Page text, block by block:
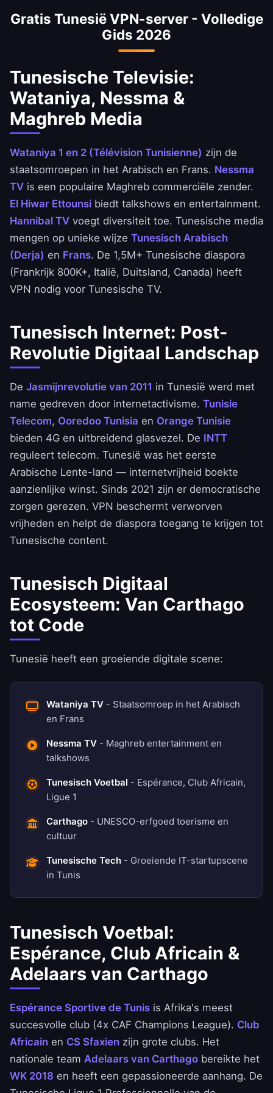
periodiek geblokkeerd. VPN zorgt voor
voortdurende toegang tot onbeperkt internet
voor Tunesiërs thuis en 1,5M+ in het
buitenland.
Gratis Tunesië VPN-server - Volledige
Gids 2026
Tunesische Televisie:
Wataniya, Nessma &
Maghreb Media
Wataniya 1 en 2 (Télévision Tunisienne) zijn de
staatsomroepen in het Arabisch en Frans. Nessma
TV is een populaire Maghreb commerciële zender.
El Hiwar Ettounsi biedt talkshows en entertainment.
Hannibal TV voegt diversiteit toe. Tunesische media
mengen op unieke wijze Tunesisch Arabisch
(Derja) en Frans. De 1,5M+ Tunesische diaspora
(Frankrijk 800K+, Italië, Duitsland, Canada) heeft
VPN nodig voor Tunesische TV.
Tunesisch Internet: Post-
Revolutie Digitaal Landschap
De Jasmijnrevolutie van 2011 in Tunesië werd met
name gedreven door internetactivisme. Tunisie
Telecom, Ooredoo Tunisia en Orange Tunisie
bieden 4G en uitbreidend glasvezel. De INTT
reguleert telecom. Tunesië was het eerste
Arabische Lente-land — internetvrijheid boekte
aanzienlijke winst. Sinds 2021 zijn er democratische
zorgen gerezen. VPN beschermt verworven
vrijheden en helpt de diaspora toegang te krijgen tot
Tunesische content.
Tunesisch Digitaal
Ecosysteem: Van Carthago
tot Code
Tunesië heeft een groeiende digitale scene:
Wataniya TV - Staatsomroep in het Arabisch
en Frans
Nessma TV - Maghreb entertainment en
talkshows
Tunesisch Voetbal - Espérance, Club Africain,
Ligue 1
Carthago - UNESCO-erfgoed toerisme en
cultuur
Tunesische Tech - Groeiende IT-startupscene
in Tunis
Tunesisch Voetbal:
Espérance, Club Africain &
Adelaars van Carthago
Espérance Sportive de Tunis is Afrika's meest
succesvolle club (4x CAF Champions League). Club
Africain en CS Sfaxien zijn grote clubs. Het
nationale team Adelaars van Carthago bereikte het
WK 2018 en heeft een gepassioneerde aanhang. De